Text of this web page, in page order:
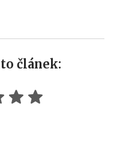
článek: